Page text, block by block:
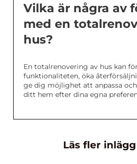
Vilka är några av
med en
hus?
En totalrenovering av hus kan
funktionaliteten, öka
ge dig möjlighet att anpassa
ditt hem efter dina egna
Läs fler